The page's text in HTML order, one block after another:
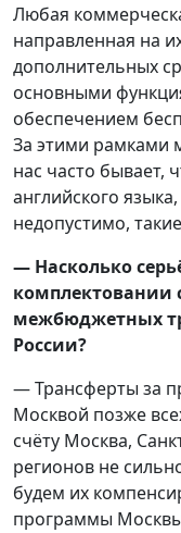
Любая
направленная на
дополнительных
основными
обеспечением
За этими рамками
нас часто бывает,
английского
недопустимо,
— Насколько
комплектовании
межбюджетных
России?
— Трансферты за
Москвой позже
счёту Москва,
регионов не
будем их
программы